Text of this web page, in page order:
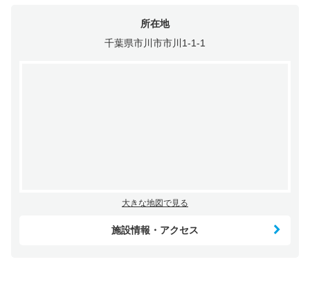
所在地
千葉県市川市市川1-1-1
大きな地図で見る
施設情報・アクセス